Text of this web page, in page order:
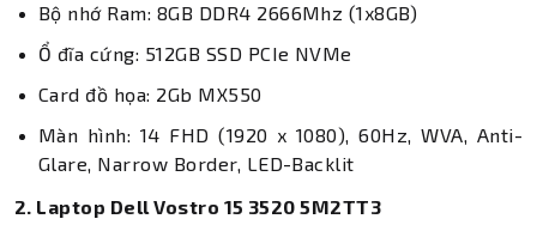
Bộ nhớ Ram: 8GB DDR4 2666Mhz (1x8GB)
Ổ đĩa cứng: 512GB SSD PCIe NVMe
Card đồ họa: 2Gb MX550
Màn hình: 14 FHD (1920 x 1080), 60Hz, WVA, Anti-
Glare, Narrow Border, LED-Backlit
2. Laptop Dell Vostro 15 3520 5M2TT3